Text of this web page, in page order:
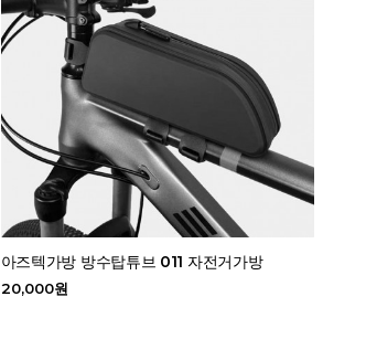
아즈텍가방 방수탑튜브 011 자전거가방
20,000원